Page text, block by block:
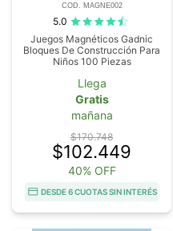
COD. MAGNE002
5.0
Juegos Magnéticos Gadnic
Bloques De Construcción Para
Niños 100 Piezas
Llega
Gratis
mañana
$170.748
$102.449
40% OFF
DESDE 6 CUOTAS SIN INTERÉS